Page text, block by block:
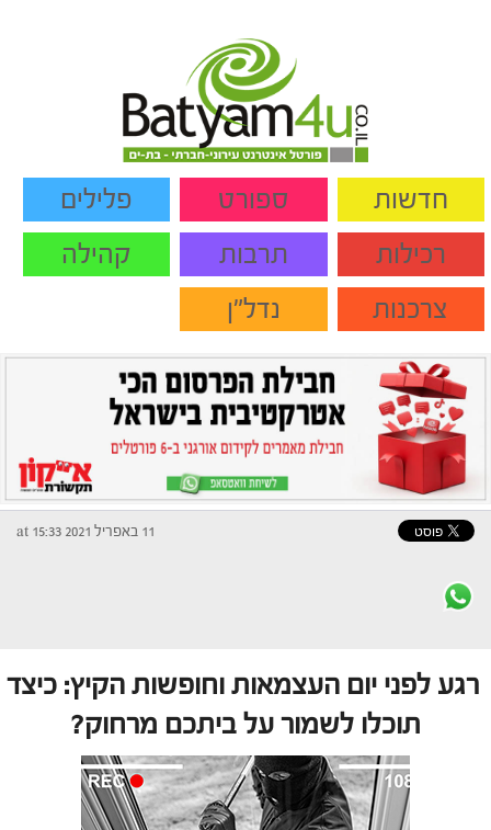
חדשות ספורט
פלילים
רכילות
תרבות
קהילה
צרכנות
נדל"ן
11 באפריל 2021 at 15:33
רגע לפני יום העצמאות וחופשות הקיץ: כיצד
תוכלו לשמור על ביתכם מרחוק?